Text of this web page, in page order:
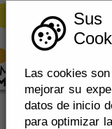
Las cookies
mejorar su
datos de inicio
para optimizar
en Almería 360